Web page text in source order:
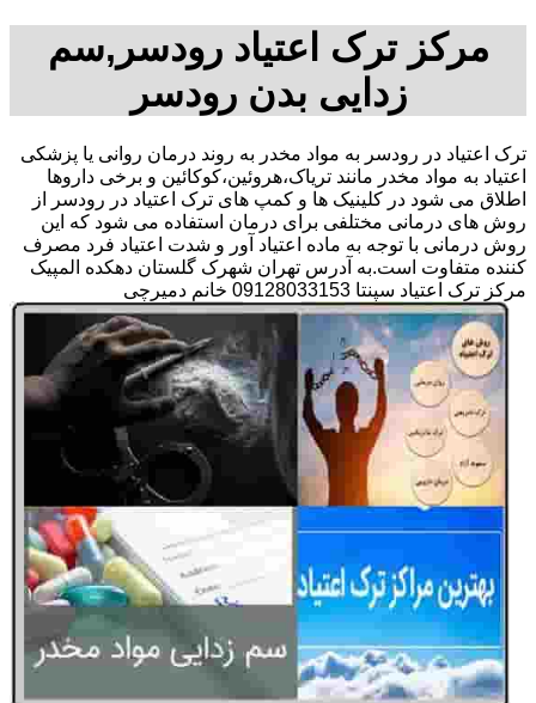
مرکز ترک اعتیاد رودسر,سم
زدایی بدن رودسر
ترک اعتیاد در رودسر به مواد مخدر به روند درمان روانی یا پزشکی
اعتیاد به مواد مخدر مانند تریاک،هروئین،کوکائین و برخی داروها
اطلاق می شود در کلینیک ها و کمپ های ترک اعتیاد در رودسر از
روش های درمانی مختلفی برای درمان استفاده می شود که این
روش درمانی با توجه به ماده اعتیاد آور و شدت اعتیاد فرد مصرف
کننده متفاوت است.به آدرس تهران شهرک گلستان دهکده المپیک
مرکز ترک اعتیاد سپنتا 09128033153 خانم دمیرچی